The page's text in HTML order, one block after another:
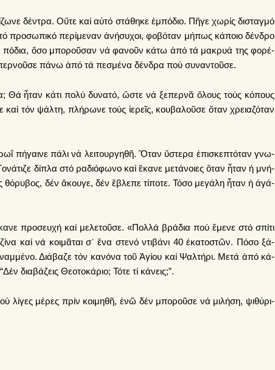
δέν­τρα. Οὔ­τε καί αὐ­τό στά­θη­κε ἐμ­πό­διο. Πῆ­γε χω­ρίς δι­σταγ­μό
προ­σω­πι­κό πε­ρί­με­ναν ἀ­νή­συ­χοι, φο­βό­ταν μή­πως κά­ποι­ο δέν­δρο
ὅ­σο μπο­ροῦ­σαν νά φα­νοῦν κά­τω ἀ­πό τά μα­κρυ­ά της φο­ρέ­
περ­νοῦ­σε πά­νω ἀ­πό τά πε­σμέ­να δέν­δρα πού συ­ναν­τοῦ­σε.
Θά ἦ­ταν κά­τι πο­λύ δυ­να­τό, ὥ­στε νά ξε­περ­νᾶ ὅ­λους τούς κό­πους
καί τόν ψάλ­τη, πλή­ρω­νε τούς ἱ­ε­ρεῖς, κου­βα­λοῦ­σε ὅ­ταν χρει­α­ζό­ταν
πή­γαι­νε πά­λι νά λει­τουρ­γη­θῆ. Ὅ­ταν ὕ­στε­ρα ἐπι­σκε­πτό­ταν γνω­
δί­πλα στό ρα­δι­ό­φω­νο καί ἔ­κα­νε με­τά­νοι­ες ὅ­ταν ἦ­ταν ἡ μνή­
θό­ρυ­βος, δέν ἄ­κου­γε, δέν ἔ­βλε­πε τί­πο­τε. Τό­σο με­γά­λη ἦ­ταν ἡ ἀ­γά­
προ­σευ­χή καί με­λε­τοῦ­σε. «Πολ­λά βρά­δια πού ἔ­με­νε στό σπί­τι
καί νά κοι­μᾶ­ται σ᾿ ἕ­να στε­νό ντι­βά­νι 40 ἑ­κα­το­στῶν. Πό­σο ξά­
Δι­ά­βα­ζε τόν κα­νό­να τοῦ Ἁ­γί­ου καί Ψαλ­τή­ρι. Με­τά ἀ­πό κά­
δι­α­βά­ζεις Θε­ο­το­κά­ριο; Τό­τε τί κά­νεις;”.
λί­γες μέ­ρες πρίν κοι­μη­θῆ, ἐ­νῶ δέν μπο­ροῦ­σε νά μι­λή­ση, ψι­θύ­ρι­